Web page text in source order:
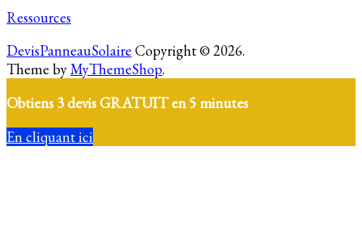
Ressources
DevisPanneauSolaire Copyright © 2026.
Theme byMyThemeShop.
Obtiens 3 devis GRATUIT en 5 minutes
En cliquant ici